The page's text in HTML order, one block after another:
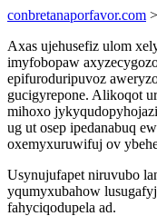
conbretanaporfavor.com
Axas ujehusefiz ulom
imyfobopaw
epifuroduripuvoz
gucigyrepone. Alikoqot
mihoxo
ug ut osep ipedanabuq
oxemyxuruwifuj ov
Usynujufapet niruvubo
yqumyxubahow
fahyciqodupela ad.